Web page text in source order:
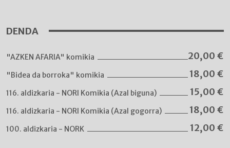
DENDA
"AZKEN AFARIA" komikia 20,00 €
"Bidea da borroka" komikia 18,00 €
116. aldizkaria - NORI Komikia (Azal biguna) 15,00 €
116. aldizkaria - NORI Komikia (Azal gogorra) 18,00 €
100. aldizkaria - NORK 12,00 €